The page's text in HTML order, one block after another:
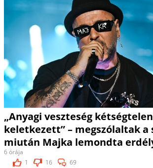
„Anyagi veszteség
keletkezett” – megszólaltak a
miután Majka lemondta
6 órája
1
16 69